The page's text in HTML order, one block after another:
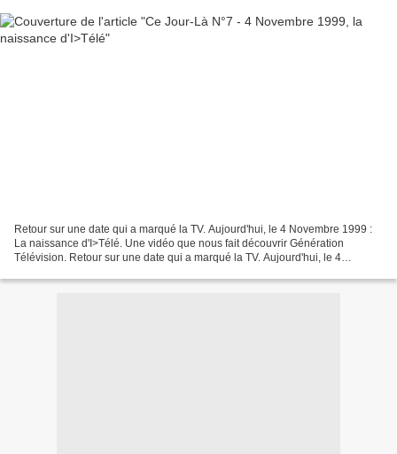
Retour sur une date qui a marqué la TV. Aujourd'hui, le 4 Novembre 1999 :
La naissance d'I>Télé. Une vidéo que nous fait découvrir Génération
Télévision. Retour sur une date qui a marqué la TV. Aujourd'hui, le 4